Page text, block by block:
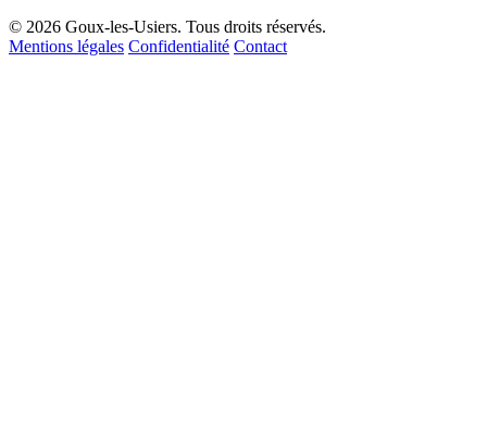
© 2026 Goux-les-Usiers. Tous droits réservés.
Mentions légales Confidentialité Contact